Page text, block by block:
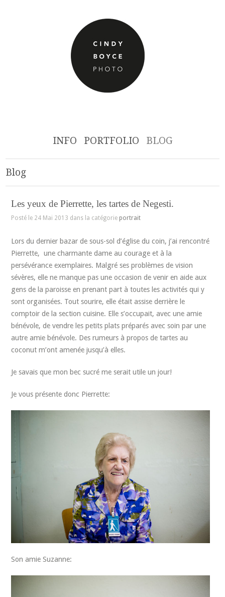
INFO PORTFOLIO BLOG
Blog
Les yeux de Pierrette, les tartes de Negesti.
Posté le 24 Mai 2013 dans la catégorie portrait
Lors du dernier bazar de sous-sol d’église du coin, j’ai rencontré
Pierrette, une charmante dame au courage et à la
persévérance exemplaires. Malgré ses problèmes de vision
sévères, elle ne manque pas une occasion de venir en aide aux
gens de la paroisse en prenant part à toutes les activités qui y
sont organisées. Tout sourire, elle était assise derrière le
comptoir de la section cuisine. Elle s’occupait, avec une amie
bénévole, de vendre les petits plats préparés avec soin par une
autre amie bénévole. Des rumeurs à propos de tartes au
coconut m’ont amenée jusqu’à elles.
Je savais que mon bec sucré me serait utile un jour!
Je vous présente donc Pierrette:
Son amie Suzanne: